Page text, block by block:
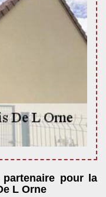
pour la
L Orne